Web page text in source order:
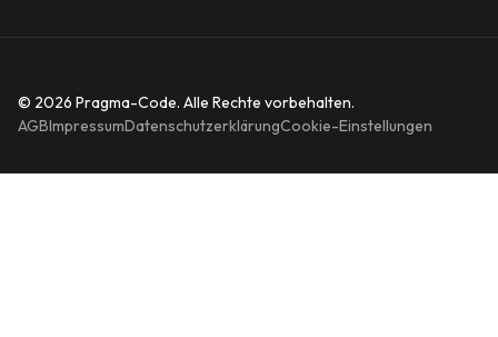
© 2026 Pragma-Code. Alle Rechte vorbehalten.
AGBImpressumDatenschutzerklärungCookie-Einstellungen